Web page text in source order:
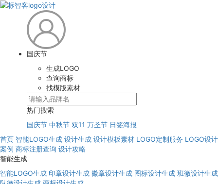
国庆节
生成LOGO
查询商标
找模版素材
热门搜索
国庆节 中秋节 双11 万圣节 日签海报
首页 智能LOGO生成 设计生成 设计模板素材 LOGO定制服务 LOGO设计
案例 商标注册查询 设计攻略
智能生成
智能LOGO生成 印章设计生成 徽章设计生成 图标设计生成 班徽设计生成